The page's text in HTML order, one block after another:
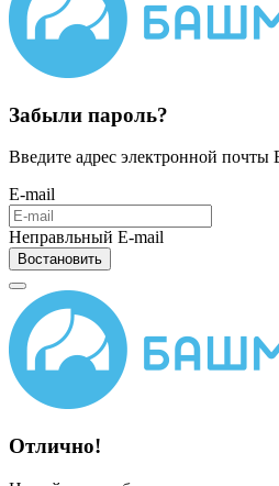
Забыли пароль?
Введите адрес электронной почты
E-mail
Неправльный E-mail
Востановить
Отлично!